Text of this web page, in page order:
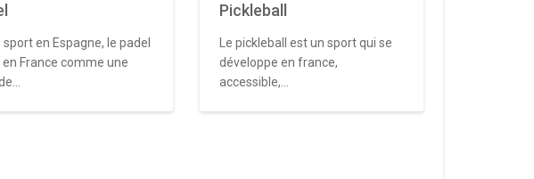
en Espagne, le padel
France comme une
Pickleball
Le pickleball est un sport qui se
développe en france,
accessible,...